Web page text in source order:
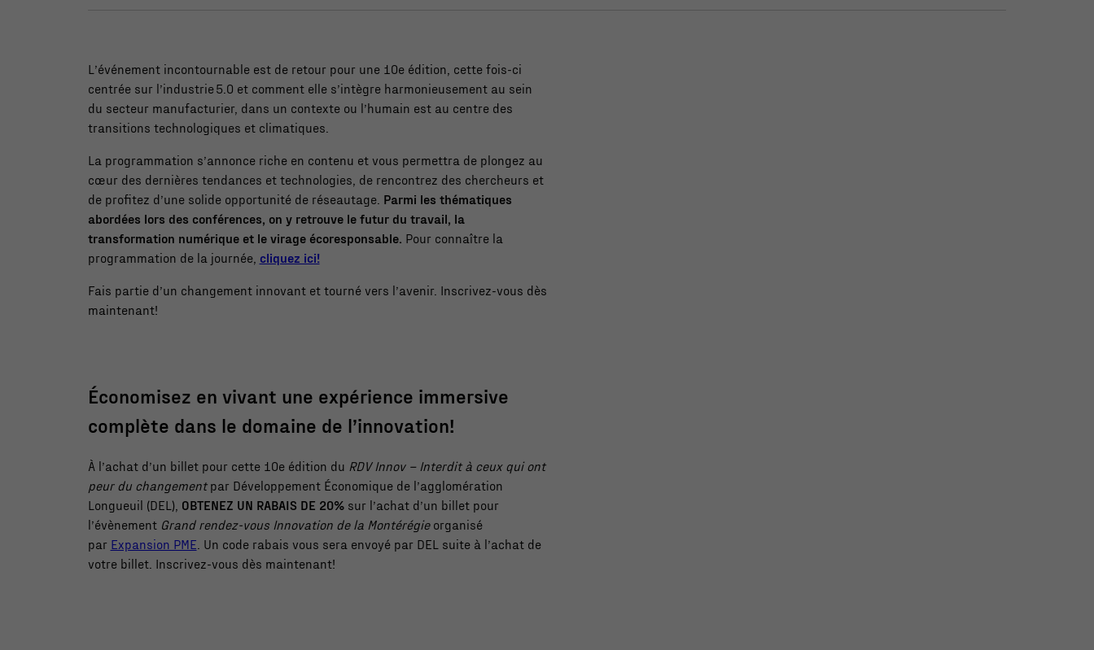
L’événement incontournable est de retour pour une 10e édition, cette fois-ci
centrée sur l’industrie 5.0 et comment elle s’intègre harmonieusement au sein
du secteur manufacturier, dans un contexte ou l’humain est au centre des
transitions technologiques et climatiques.
La programmation s’annonce riche en contenu et vous permettra de plongez au
cœur des dernières tendances et technologies, de rencontrez des chercheurs et
de profitez d’une solide opportunité de réseautage. Parmi les thématiques
abordées lors des conférences, on y retrouve le futur du travail, la
transformation numérique et le virage écoresponsable. Pour connaître la
programmation de la journée, cliquez ici!
Fais partie d’un changement innovant et tourné vers l’avenir. Inscrivez-vous dès
maintenant!
Économisez en vivant une expérience immersive
complète dans le domaine de l’innovation!
À l’achat d’un billet pour cette 10e édition du RDV Innov – Interdit à ceux qui ont
peur du changementpar Développement Économique de l’agglomération
Longueuil (DEL), OBTENEZ UN RABAIS DE 20%sur l’achat d’un billet pour
l’évènement Grand rendez-vous Innovation de la Montérégie organisé
par Expansion PME . Un code rabais vous sera envoyé par DEL suite à l’achat de
votre billet. Inscrivez-vous dès maintenant!